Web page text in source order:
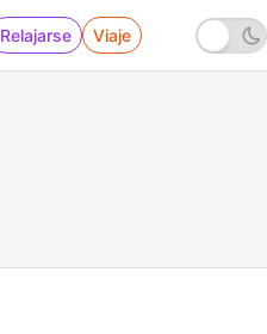
Relajarse Viaje